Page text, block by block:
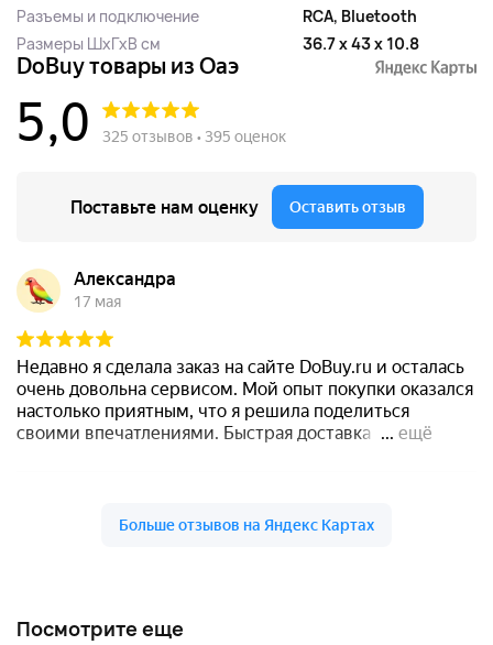
Разъемы и подключение
RCA, Bluetooth
Размеры ШхГхВ см
36.7 x 43 x 10.8
Посмотрите еще